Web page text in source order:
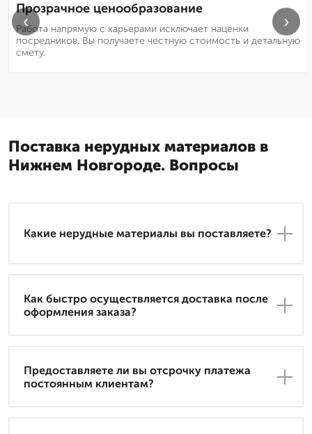
Прозрачное ценообразование
Работа напрямую с карьерами исключает наценки
посредников. Вы получаете честную стоимость и детальную
смету.
‹ ›
Поставка нерудных материалов в
Нижнем Новгороде. Вопросы
Какие нерудные материалы вы поставляете?
Как быстро осуществляется доставка после
оформления заказа?
Предоставляете ли вы отсрочку платежа
постоянным клиентам?